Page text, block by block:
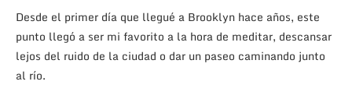
Desde el primer día que llegué a Brooklyn hace años, este
punto llegó a ser mi favorito a la hora de meditar, descansar
lejos del ruido de la ciudad o dar un paseo caminando junto
al río.